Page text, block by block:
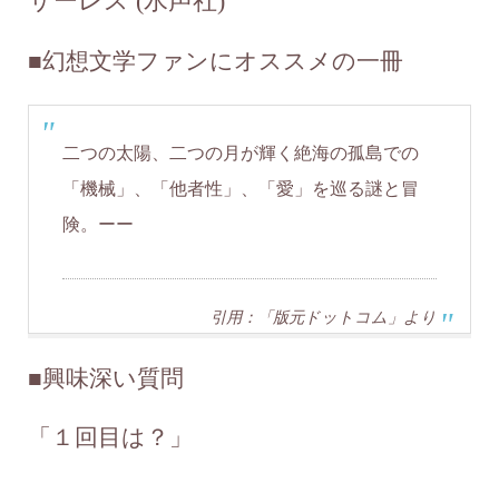
■幻想文学ファンにオススメの一冊
二つの太陽、二つの月が輝く絶海の孤島での
「機械」、「他者性」、「愛」を巡る謎と冒
険。ーー
引用：「版元ドットコム」より
■興味深い質問
「１回目は？」